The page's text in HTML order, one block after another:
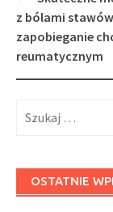
navigation
z bólami
zapobieganie
reumatycznym
OSTATNIE